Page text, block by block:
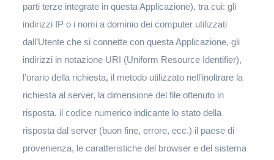
parti terze integrate in questa Applicazione), tra cui: gli
indirizzi IP o i nomi a dominio dei computer utilizzati
dall’Utente che si connette con questa Applicazione, gli
indirizzi in notazione URI (Uniform Resource Identifier),
l’orario della richiesta, il metodo utilizzato nell’inoltrare la
richiesta al server, la dimensione del file ottenuto in
risposta, il codice numerico indicante lo stato della
risposta dal server (buon fine, errore, ecc.) il paese di
provenienza, le caratteristiche del browser e del sistema